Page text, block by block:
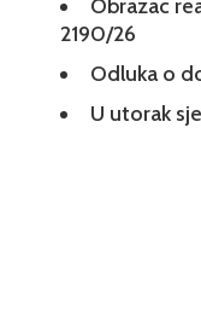
Obrazac
2190/26
Odluka o
U utorak